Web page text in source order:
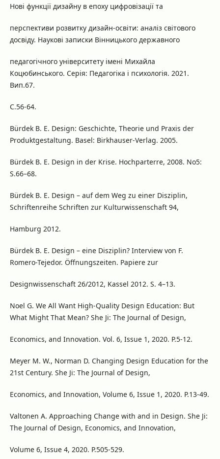
Нові функції дизайну в епоху цифровізації та
перспективи розвитку дизайн-освіти: аналіз світового
досвіду. Наукові записки Вінницького державного
педагогічного університету імені Михайла
Коцюбинського. Серія: Педагогіка і психологія. 2021.
Вип.67.
С.56-64.
Bürdek B. E. Design: Geschichte, Theorie und Praxis der
Produktgestaltung. Basel: Birkhauser-Verlag. 2005.
Bürdek B. E. Design in der Krise. Hochparterre, 2008. No5:
S.66–68.
Bürdek B. E. Design – auf dem Weg zu einer Disziplin,
Schriftenreihe Schriften zur Kulturwissenschaft 94,
Hamburg 2012.
Bürdek B. E. Design – eine Disziplin? Interview von F.
Romero-Tejedor. Öffnungszeiten. Papiere zur
Designwissenschaft 26/2012, Kassel 2012. S. 4–13.
Noel G. We All Want High-Quality Design Education: But
What Might That Mean? She Ji: The Journal of Design,
Economics, and Innovation. Vol. 6, Issue 1, 2020. P.5-12.
Meyer M. W., Norman D. Changing Design Education for the
21st Century. She Ji: The Journal of Design,
Economics, and Innovation, Volume 6, Issue 1, 2020. P.13-49.
Valtonen A. Approaching Change with and in Design. She Ji:
The Journal of Design, Economics, and Innovation,
Volume 6, Issue 4, 2020. P.505-529.